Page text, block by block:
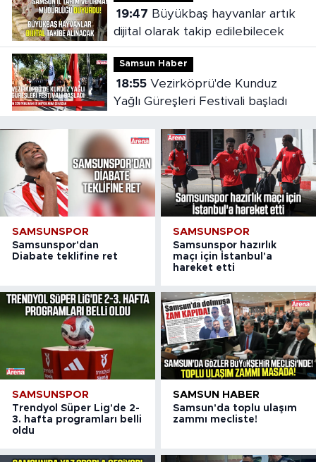
19:47
dijital olarak takip edilebilecek
Samsun Haber
18:55Vezirköprü'de Kunduz
Yağlı Güreşleri Festivali başladı
SAMSUNSPOR
Samsunspor'dan
Diabate teklifine ret
SAMSUNSPOR
Samsunspor hazırlık
maçı için İstanbul'a
hareket etti
SAMSUNSPOR
Trendyol Süper Lig'de 2-
3. hafta programları belli
oldu
SAMSUN HABER
Samsun'da toplu ulaşım
zammı mecliste!